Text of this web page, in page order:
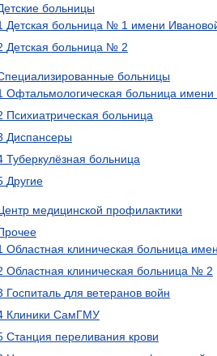
больницы
Детская больница № 1 имени
Детская больница № 2
больницы
Офтальмологическая больница имени
Психиатрическая больница
Диспансеры
Туберкулёзная больница
Другие
медицинской профилактики
Областная клиническая больница
Областная клиническая больница № 2
Госпиталь для ветеранов войн
Клиники СамГМУ
Станция переливания крови